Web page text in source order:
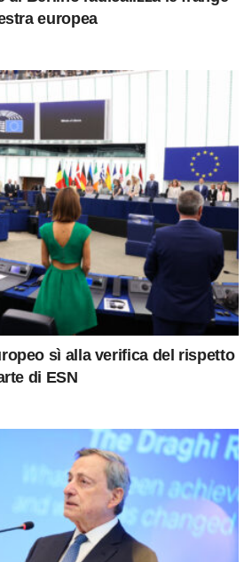
europea
sì alla verifica del rispetto
di ESN